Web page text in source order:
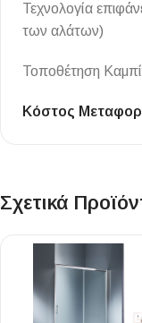
Τεχνολογία
των αλάτων)
Τοποθέτηση
Κόστος
Σχετικά